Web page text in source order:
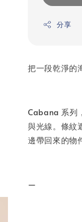
分享
把一段乾淨的
Cabana 系列
與光線。條紋
邊帶回來的物
—